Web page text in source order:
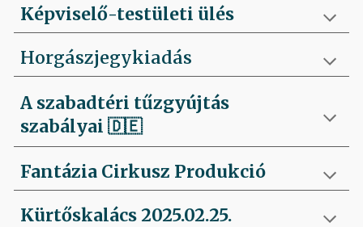
Képviselő-testületi ülés
Horgászjegykiadás
A szabadtéri tűzgyújtás
szabályai 🇩🇪
Fantázia Cirkusz Produkció
Kürtőskalács 2025.02.25.